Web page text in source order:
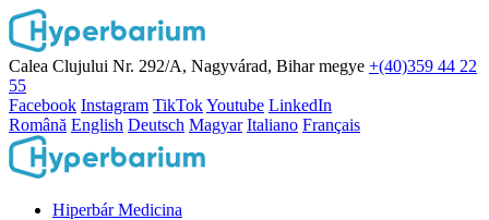
Calea Clujului Nr. 292/A, Nagyvárad, Bihar megye +(40)359 44 22
55
Facebook Instagram TikTokYoutube LinkedIn
Română English Deutsch Magyar Italiano Français
Hiperbár Medicina